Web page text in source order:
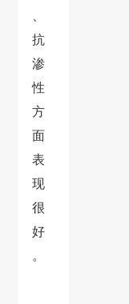
抗
渗
性
方
面
表
现
很
好
。